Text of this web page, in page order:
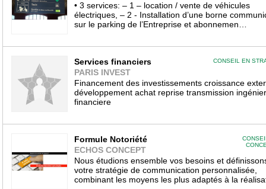
• 3 services: – 1 – location / vente de véhicules
électriques, – 2 - Installation d’une borne
sur le parking de l’Entreprise et abonnemen…
CONSEIL EN
Services financiers
PARIS INVEST
Financement des investissements croissance
développement achat reprise transmission
financiere
Formule Notoriété
ECHOS CONCEPT
Nous étudions ensemble vos besoins et
votre stratégie de communication personnalisée,
combinant les moyens les plus adaptés à la